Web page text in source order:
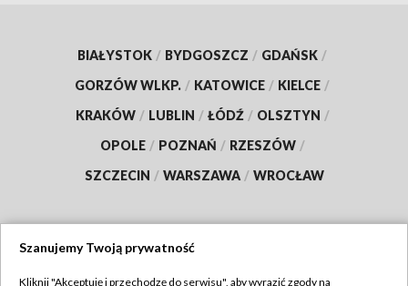
BIAŁYSTOK / BYDGOSZCZ / GDAŃSK /
GORZÓW WLKP. / KATOWICE / KIELCE /
KRAKÓW / LUBLIN / ŁÓDŹ / OLSZTYN /
OPOLE / POZNAŃ / RZESZÓW /
SZCZECIN / WARSZAWA / WROCŁAW
Szanujemy Twoją prywatność
Kliknij "Akceptuję i przechodzę do serwisu", aby wyrazić zgody na